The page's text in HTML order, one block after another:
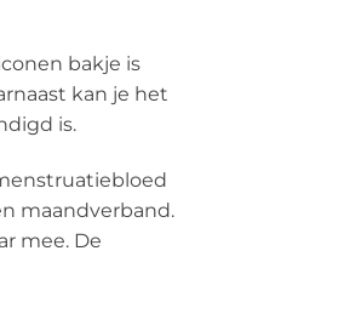
bakje is
kan je het
is.
maandverband.
mee. De